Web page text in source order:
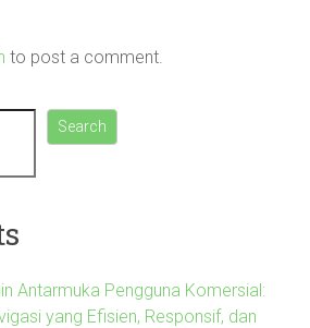
to post a comment.
Search
Antarmuka Pengguna Komersial:
yang Efisien, Responsif, dan